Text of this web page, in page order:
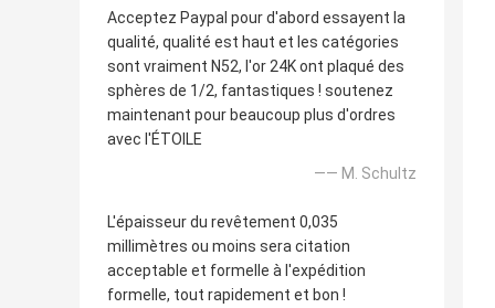
Acceptez Paypal pour d'abord essayent la
qualité, qualité est haut et les catégories
sont vraiment N52, l'or 24K ont plaqué des
sphères de 1/2, fantastiques ! soutenez
maintenant pour beaucoup plus d'ordres
avec l'ÉTOILE
—— M. Schultz
L'épaisseur du revêtement 0,035
millimètres ou moins sera citation
acceptable et formelle à l'expédition
formelle, tout rapidement et bon !